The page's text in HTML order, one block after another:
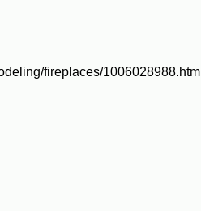
fireplaces/1006028988.html